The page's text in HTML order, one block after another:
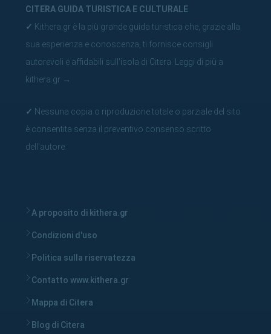
CITERA GUIDA TURISTICA E CULTURALE
✓ Kithera.gr è la più grande guida turistica che, grazie alla
sua esperienza e conoscenza, ti fornisce consigli
autorevoli e affidabili sull'isola di Citera.
Leggi di più a
kithera.gr →
✓ Nessuna copia o riproduzione totale o parziale del sito
è consentita senza il preventivo consenso scritto
dell'autore.
A proposito di kithera.gr
Condizioni d'uso
Politica sulla riservatezza
Contatto www.kithera.gr
Mappa di Citera
Blog di Citera